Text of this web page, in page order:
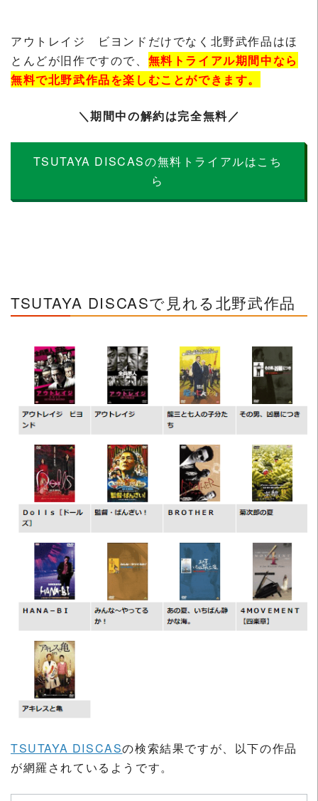
アウトレイジ ビヨンドだけでなく北野武作品はほ
とんどが旧作ですので、 無料トライアル期間中なら
無料で北野武作品を楽しむことができます。
＼期間中の解約は完全無料／
TSUTAYA DISCASの無料トライアルはこち
ら
TSUTAYA DISCASで見れる北野武作品
TSUTAYA DISCASの検索結果ですが、以下の作品
が網羅されているようです。